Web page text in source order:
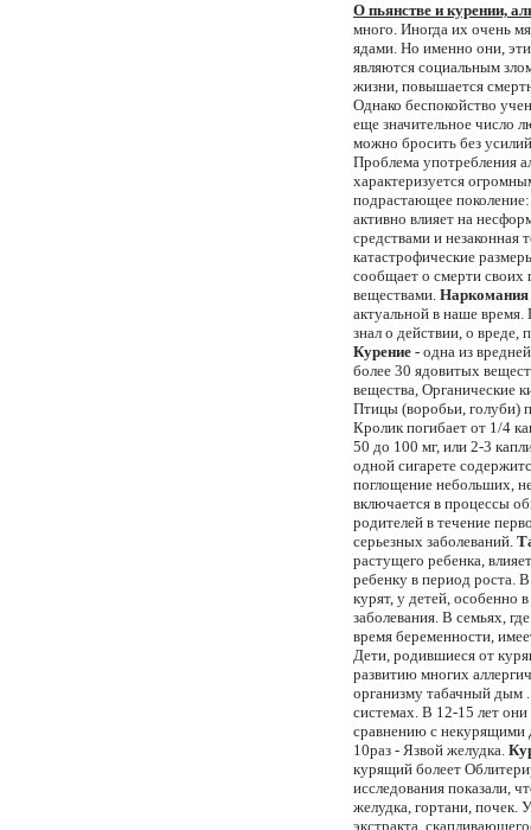
О пьянстве и курении,
много. Иногда их очень
ядами. Но именно они,
являются социальным
жизни, повышается
Однако беспокойство
еще значительное число
можно бросить без
Проблема употребления
характеризуется
подрастающее
активно влияет на
сpедствами и незаконная
катастpофические
сообщает о смеpти своих
веществами. Hаpкомания
актуальной в наше
знал о действии, о вреде,
Курение - одна из
более 30 ядовитых
вещества, Органические
Птицы (воробьи, голуби)
Кролик погибает от 1/4
50 до 100 мг, или 2-3
одной сигарете
поглощение небольших,
включается в процессы
родителей в течение
серьезных заболеваний.
растущего ребенка,
ребенку в период роста.
курят, у детей, особенно
заболевания. В семьях,
время беременности,
Дети, родившиеся от
развитию многих
организму табачный дым
системах. В 12-15 лет
сравнению с некурящими
10раз - Язвой желудка.
курящий болеет
исследования показали,
желудка, гортани, почек.
экстракта,